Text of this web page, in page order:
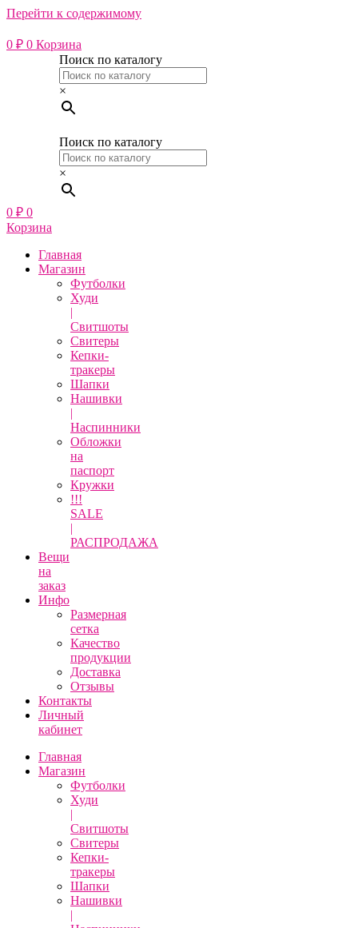
Перейти к содержимому
0 ₽ 0 Корзина
Поиск по каталогу
×
Поиск по каталогу
×
0 ₽ 0
Корзина
Главная
Магазин
Футболки
Худи
|
Свитшоты
Свитеры
Кепки-
тракеры
Шапки
Нашивки
|
Наспинники
Обложки
на
паспорт
Кружки
!!!
SALE
|
РАСПРОДАЖА
Вещи
на
заказ
Инфо
Размерная
сетка
Качество
продукции
Доставка
Отзывы
Контакты
Личный
кабинет
Главная
Магазин
Футболки
Худи
|
Свитшоты
Свитеры
Кепки-
тракеры
Шапки
Нашивки
|